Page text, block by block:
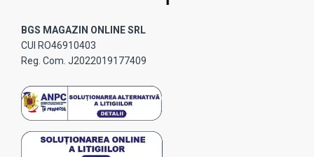
BGS MAGAZIN ONLINE SRL
CUI RO46910403
Reg. Com. J2022019177409